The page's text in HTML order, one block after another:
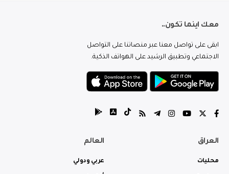
معك اينما تكون..
ابقى على تواصل معنا عبر منصاتنا على التواصل
الاجتماعي وتطبيق الرشيد على الهواتف الذكية.
العراق
محليات
العالم
عربي ودولي